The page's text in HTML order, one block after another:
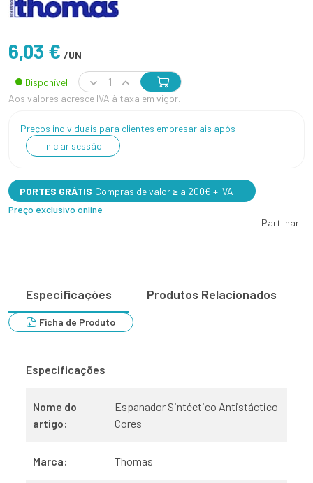
6,03 € /UN
Disponível
Aos valores acresce IVA à taxa em vigor.
Preços individuais para clientes empresariais após
Iniciar sessão
PORTES GRÁTIS Compras de valor ≥ a 200€ + IVA
Preço exclusivo online
Partilhar
Especificações Produtos Relacionados
Ficha de Produto
Especificações
Nome do
artigo:
Espanador Sintéctico Antistáctico
Cores
Marca: Thomas